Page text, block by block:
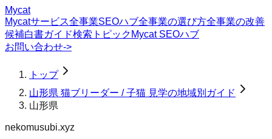
Mycat
Mycatサービス全事業SEOハブ全事業の選び方全事業の改善
候補白書ガイド検索トピック Mycat SEOハブ
お問い合わせ->
トップ
山形県 猫ブリーダー / 子猫 見学の地域別ガイド
山形県
nekomusubi.xyz